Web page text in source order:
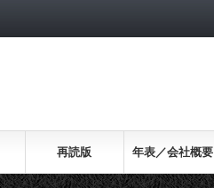
再読版 年表／会社概要